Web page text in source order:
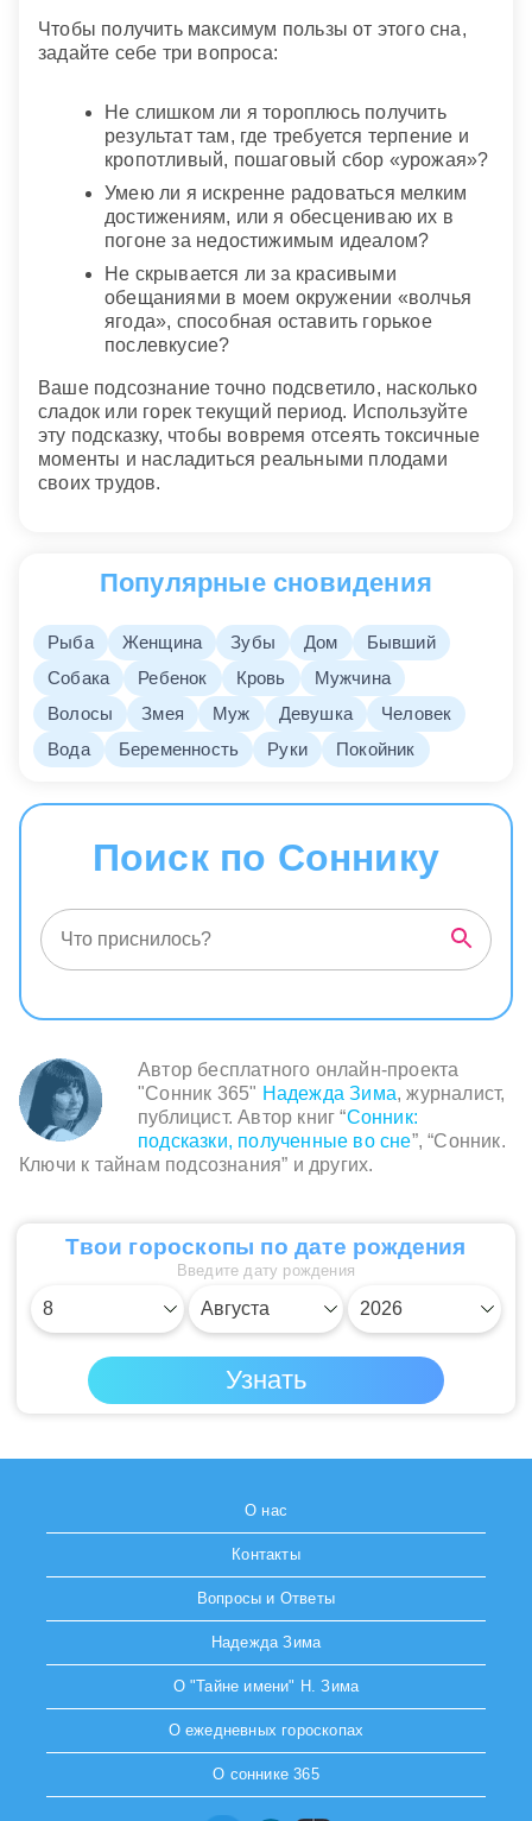
Чтобы получить максимум пользы от этого сна,
задайте себе три вопроса:
Не слишком ли я тороплюсь получить
результат там, где требуется терпение и
кропотливый, пошаговый сбор «урожая»?
Умею ли я искренне радоваться мелким
достижениям, или я обесцениваю их в
погоне за недостижимым идеалом?
Не скрывается ли за красивыми
обещаниями в моем окружении «волчья
ягода», способная оставить горькое
послевкусие?
Ваше подсознание точно подсветило, насколько
сладок или горек текущий период. Используйте
эту подсказку, чтобы вовремя отсеять токсичные
моменты и насладиться реальными плодами
своих трудов.
Популярные сновидения
Рыба Женщина Зубы Дом
Бывший
Собака
Ребенок Кровь
Мужчина
Волосы
Змея Муж Девушка
Человек
Вода
Беременность Руки Покойник
Поиск по Соннику
Автор бесплатного онлайн-проекта
"Сонник 365" Надежда Зима, журналист,
публицист. Автор книг “Сонник:
подсказки, полученные во сне”, “Сонник.
Ключи к тайнам подсознания” и других.
Твои гороскопы по дате рождения
Введите дату рождения
О нас
Контакты
Вопросы и Ответы
Надежда Зима
О "Тайне имени" Н. Зима
О ежедневных гороскопах
О соннике 365